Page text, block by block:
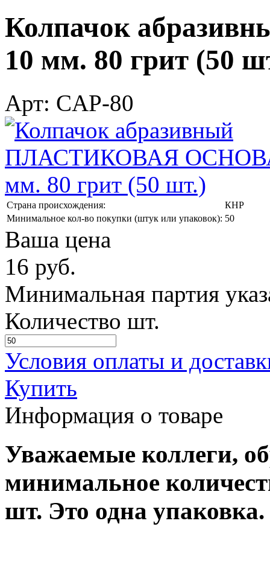
Колпачок
10 мм. 80 грит (50
Арт: CAP-80
Страна происхождения:
КНР
Минимальное кол-во покупки (штук или упаковок): 50
Ваша цена
16 руб.
Минимальная партия
Количество шт.
Условия оплаты и
Купить
Информация о товаре
Уважаемые коллеги,
минимальное
шт. Это одна упаковка.